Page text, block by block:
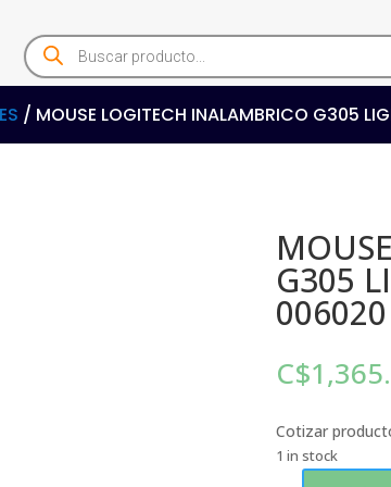
Products
search
/ MOUSE LOGITECH INALAMBRICO G305
G305
006020
C$
Cotizar
1 in stock